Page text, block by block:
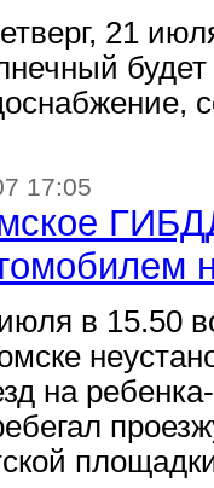
21
будет
17:05
в 15.50
на